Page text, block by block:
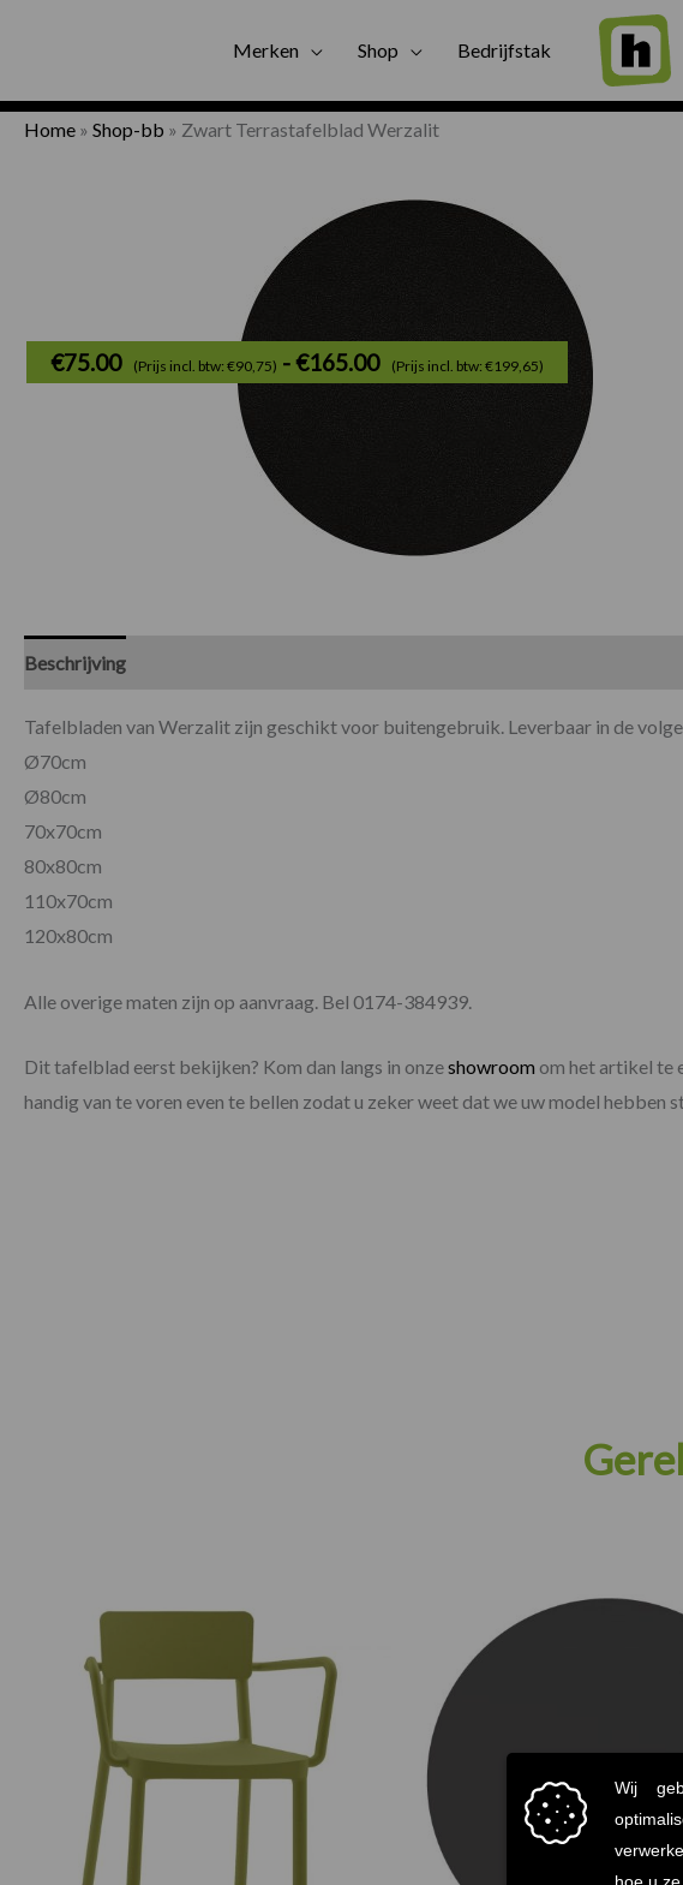
Merken Shop Bedrijfstak
Gratis bezorging
Home » Shop-bb » Zwart Terrastafelblad Werzalit
€75.00 (Prijs incl. btw: €90,75) -€165.00 (Prijs incl. btw: €199,65)
Prijsklasse:
€75.00
€165.00
Beschrijving
Tafelbladen van Werzalit zijn geschikt voor buitengebruik. Leverbaar in de
Ø70cm
Ø80cm
70x70cm
80x80cm
110x70cm
120x80cm
Alle overige maten zijn op aanvraag. Bel 0174-384939.
Dit tafelblad eerst bekijken? Kom dan langs in onzeshowroom om het artikel te
handig van te voren even te bellen zodat u zeker weet dat we uw model hebben